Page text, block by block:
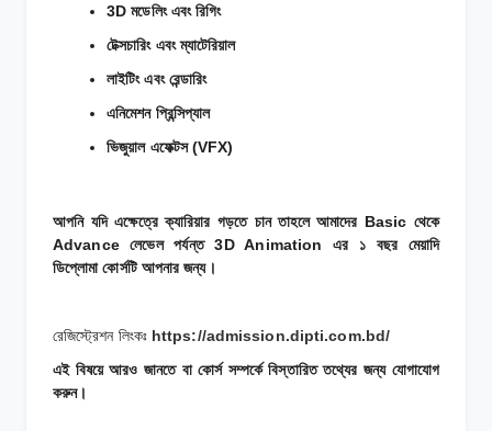
3D মডেলিং এবং রিগিং
টেক্সচারিং এবং ম্যাটেরিয়াল
লাইটিং এবং রেন্ডারিং
এনিমেশন প্রিন্সিপ্যাল
ভিজুয়াল এফেক্টস (VFX)
আপনি যদি এক্ষেত্রে ক্যারিয়ার গড়তে চান তাহলে আমাদের Basic থেকে
Advance লেভেল পর্যন্ত 3D Animation এর ১ বছর মেয়াদি
ডিপ্লোমা কোর্সটি আপনার জন্য।
রেজিস্ট্রেশন লিংকঃ https://admission.dipti.com.bd/
এই বিষয়ে আরও জানতে বা কোর্স সম্পর্কে বিস্তারিত তথ্যের জন্য যোগাযোগ
করুন।